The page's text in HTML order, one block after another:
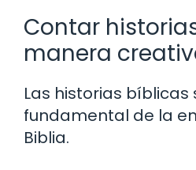
Contar
manera
Las historias
fundamental de la
Biblia.